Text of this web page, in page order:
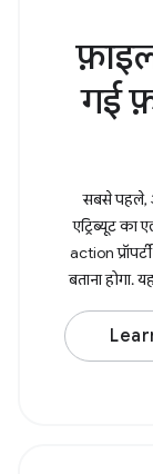
गई
सबसे पहले,
एट्रिब्यूट
action
बताना होगा.